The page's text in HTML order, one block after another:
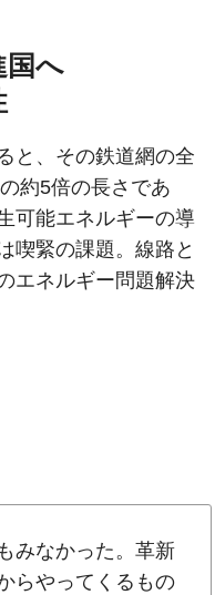
国へ
と、その鉄道網の全
約5倍の長さであ
可能エネルギーの導
喫緊の課題。線路と
エネルギー問題解決
みなかった。革新
らやってくるもの